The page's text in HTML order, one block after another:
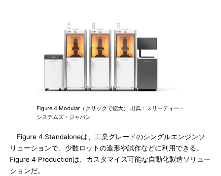
Figure 4 Modular（クリックで拡大） 出典：スリーディー・
システムズ・ジャパン
Figure 4 Standaloneは、工業グレードのシングルエンジンソ
リューションで、少数ロットの造形や試作などに利用できる。
Figure 4 Productionは、カスタマイズ可能な自動化製造ソリュー
ションだ。